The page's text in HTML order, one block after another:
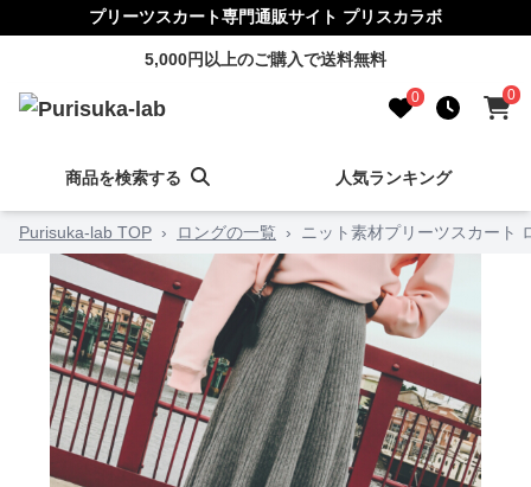
プリーツスカート専門通販サイト プリスカラボ
5,000円以上のご購入で送料無料
0 0
商品を検索する 人気ランキング
Purisuka-lab TOP › ロングの一覧 › ニット素材プリーツスカート